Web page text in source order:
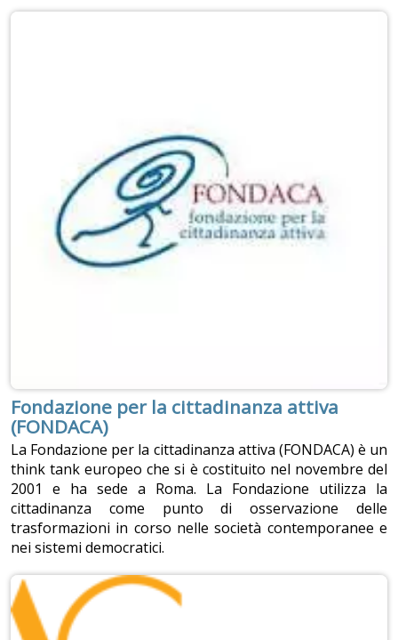
Fondazione per la cittadinanza attiva
(FONDACA)
La Fondazione per la cittadinanza attiva (FONDACA) è un
think tank europeo che si è costituito nel novembre del
2001 e ha sede a Roma. La Fondazione utilizza la
cittadinanza come punto di osservazione delle
trasformazioni in corso nelle società contemporanee e
nei sistemi democratici.